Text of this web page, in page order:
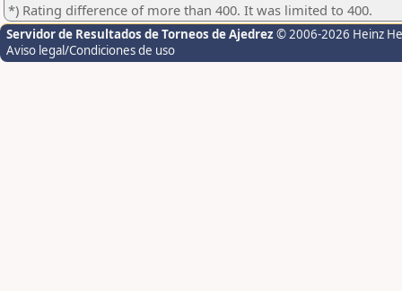
*) Rating difference of more than 400. It was limited to 400.
Servidor de Resultados de Torneos de Ajedrez © 2006-2026 Heinz
Aviso legal/Condiciones de uso